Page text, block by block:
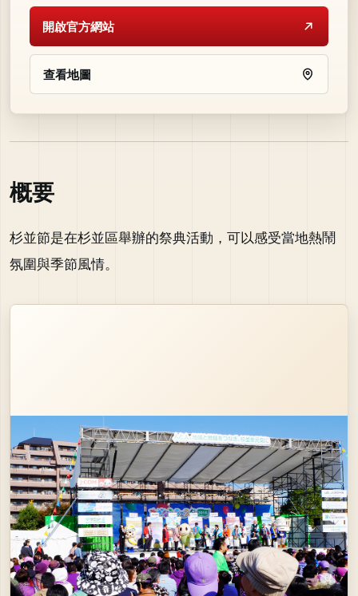
開啟官方網站
查看地圖
概要
杉並節是在杉並區舉辦的祭典活動，可以感受當地熱鬧
氛圍與季節風情。